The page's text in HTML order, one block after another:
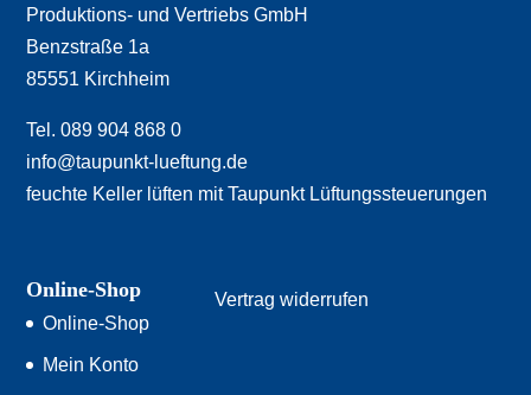
Produktions- und Vertriebs GmbH
Benzstraße 1a
85551 Kirchheim
Tel. 089 904 868 0
info@taupunkt-lueftung.de
feuchte Keller lüften mit Taupunkt Lüftungssteuerungen
Online-Shop
Online-Shop
Mein Konto
Vertrag widerrufen